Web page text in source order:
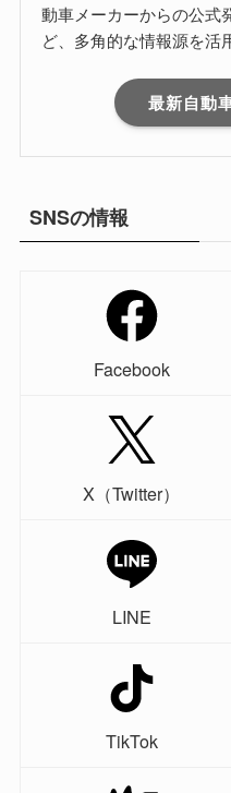
動車メーカーからの公式
ど、多角的な情報源を活
最新自動
SNSの情報
Facebook
X（Twitter）
LINE
TikTok